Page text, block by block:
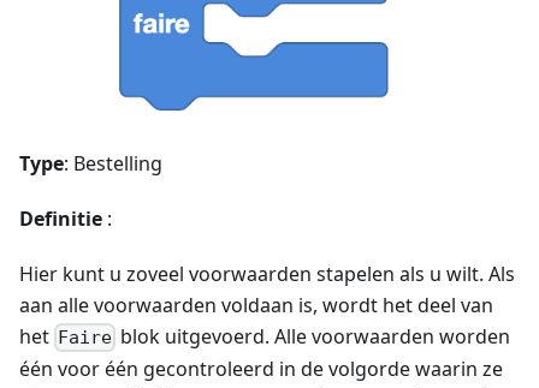
Type: Bestelling
Definitie :
Hier kunt u zoveel voorwaarden stapelen als u wilt. Als
aan alle voorwaarden voldaan is, wordt het deel van
het Faire blok uitgevoerd. Alle voorwaarden worden
één voor één gecontroleerd in de volgorde waarin ze